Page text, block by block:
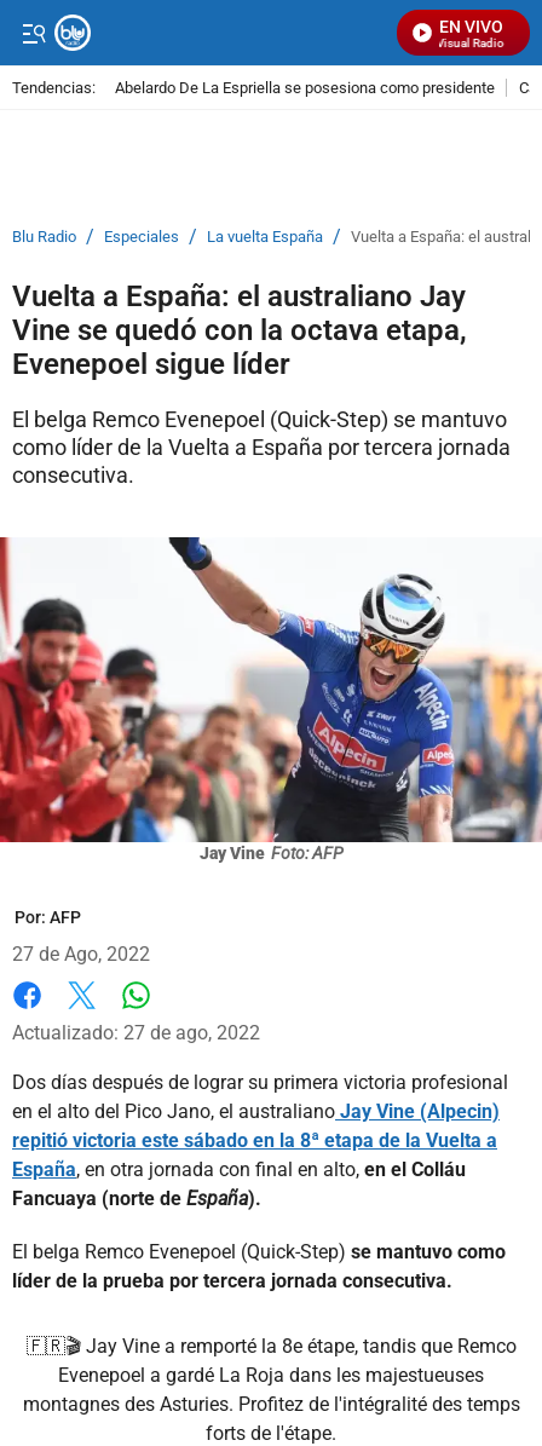
EN VIVO
Señal Visual Radio
Tendencias: Abelardo De La Espriella se posesiona como presidente
Blu Radio / Especiales / La vuelta España / Vuelta a España: el
Vuelta a España: el australiano Jay
Vine se quedó con la octava etapa,
Evenepoel sigue líder
El belga Remco Evenepoel (Quick-Step) se mantuvo
como líder de la Vuelta a España por tercera jornada
consecutiva.
Jay Vine Foto: AFP
Por: AFP
27 de Ago, 2022
Facebook
X
Actualizado: 27 de ago, 2022
Dos días después de lograr su primera victoria profesional
en el alto del Pico Jano, el australiano Jay Vine (Alpecin)
repitió victoria este sábado en la 8ª etapa de la Vuelta a
España, en otra jornada con final en alto, en el Colláu
Fancuaya (norte de España).
El belga Remco Evenepoel (Quick-Step) se mantuvo como
líder de la prueba por tercera jornada consecutiva.
🇫🇷🎬 Jay Vine a remporté la 8e étape, tandis que Remco
Evenepoel a gardé La Roja dans les majestueuses
montagnes des Asturies. Profitez de l'intégralité des temps
forts de l'étape.